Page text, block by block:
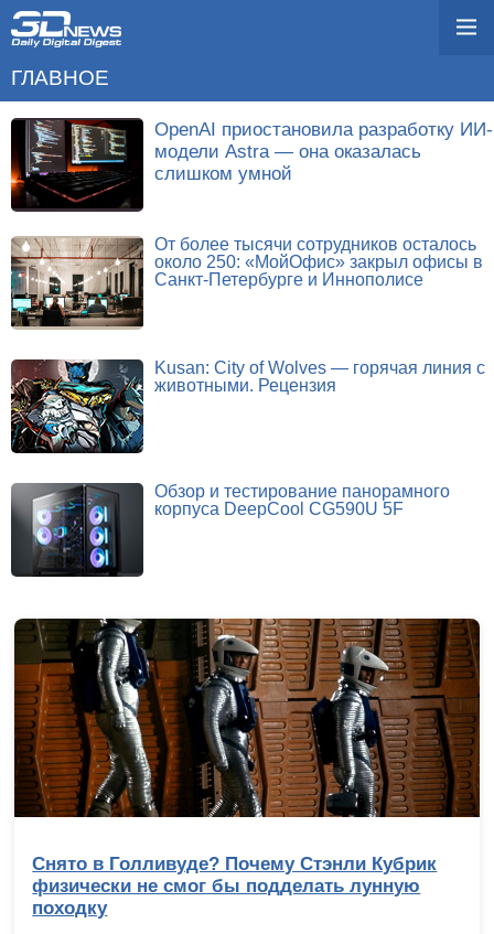
ГЛАВНОЕ
OpenAI приостановила разработку ИИ-
модели Astra — она оказалась
слишком умной
От более тысячи сотрудников осталось
около 250: «МойОфис» закрыл офисы в
Санкт-Петербурге и Иннополисе
Kusan: City of Wolves — горячая линия с
животными. Рецензия
Обзор и тестирование панорамного
корпуса DeepCool CG590U 5F
Снято в Голливуде? Почему Стэнли Кубрик
физически не смог бы подделать лунную
походку